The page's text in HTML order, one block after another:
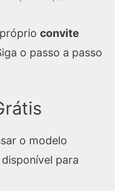
convite
o passo a passo
o modelo
para